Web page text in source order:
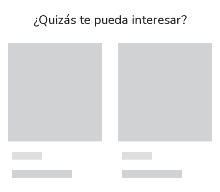
¿Quizás te pueda interesar?